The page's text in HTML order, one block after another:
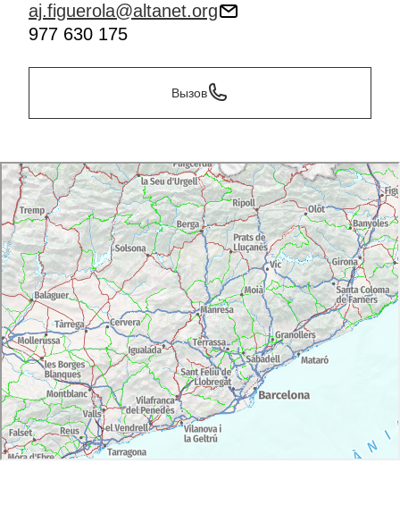
aj.figuerola@altanet.org
977 630 175
Вызов